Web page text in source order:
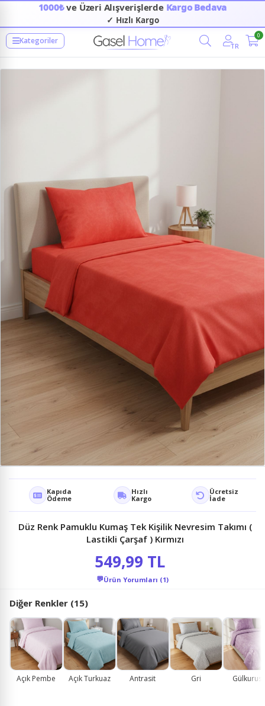
1000₺ve Üzeri Alışverişlerde Kargo Bedava
✓ Hızlı Kargo
Kategoriler
TR
0
Kapıda
Ödeme
Hızlı
Kargo
Ücretsiz
İade
Düz Renk Pamuklu Kumaş Tek Kişilik Nevresim Takımı (
Lastikli Çarşaf ) Kırmızı
549,99 TL
💬Ürün Yorumları (1)
Diğer Renkler (15)
Açık Pembe Açık Turkuaz Antrasit Gri